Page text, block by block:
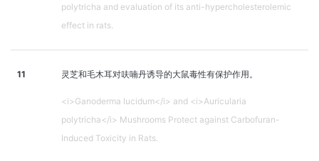
polytricha and evaluation of its anti-hypercholesterolemic
effect in rats.
11 灵芝和毛木耳对呋喃丹诱导的大鼠毒性有保护作用。
<i>Ganoderma lucidum</i> and <i>Auricularia
polytricha</i> Mushrooms Protect against Carbofuran-
Induced Toxicity in Rats.